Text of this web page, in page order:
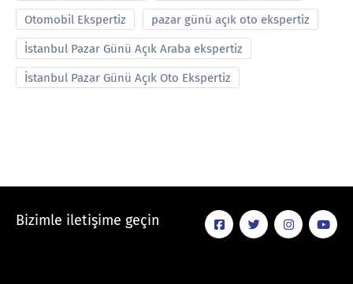
Otomobil Ekspertiz pazar günü açık oto ekspertiz
İstanbul Pazar Günü Açık Araba ekspertiz
İstanbul Pazar Günü Açık Oto Ekspertiz
Bizimle iletişime geçin